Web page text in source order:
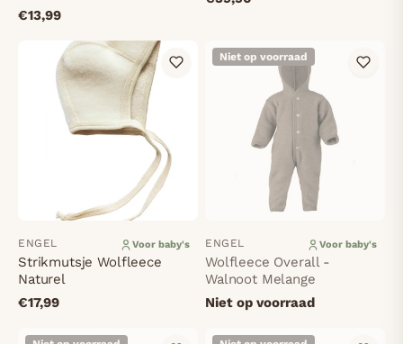
€13,99
ENGEL Voor baby's
Strikmutsje Wolfleece
Naturel
€17,99
Niet op voorraad
ENGEL Voor baby's
Wolfleece Overall -
Walnoot Melange
Niet op voorraad